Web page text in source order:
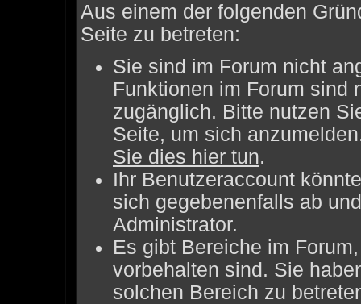
Aus einem der folgenden
Seite zu betreten:
Sie sind im Forum nicht
Funktionen im Forum sind
zugänglich. Bitte nutzen
Seite, um sich
Sie dies hier tun.
Ihr Benutzeraccount
sich gegebenenfalls ab
Administrator.
Es gibt Bereiche im
vorbehalten sind. Sie
solchen Bereich zu